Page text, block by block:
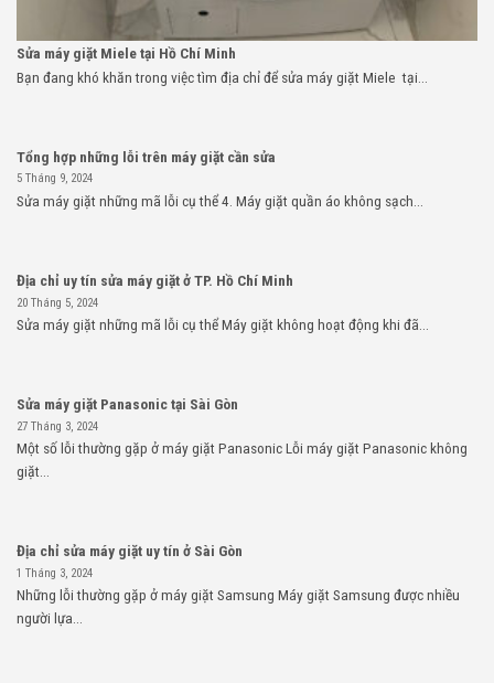
Sửa máy giặt Miele tại Hồ Chí Minh
Bạn đang khó khăn trong việc tìm địa chỉ để sửa máy giặt Miele tại...
Tổng hợp những lỗi trên máy giặt cần sửa
5 Tháng 9, 2024
Sửa máy giặt những mã lỗi cụ thể 4. Máy giặt quần áo không sạch...
Địa chỉ uy tín sửa máy giặt ở TP. Hồ Chí Minh
20 Tháng 5, 2024
Sửa máy giặt những mã lỗi cụ thể Máy giặt không hoạt động khi đã...
Sửa máy giặt Panasonic tại Sài Gòn
27 Tháng 3, 2024
Một số lỗi thường gặp ở máy giặt Panasonic Lỗi máy giặt Panasonic không
giặt...
Địa chỉ sửa máy giặt uy tín ở Sài Gòn
1 Tháng 3, 2024
Những lỗi thường gặp ở máy giặt Samsung Máy giặt Samsung được nhiều
người lựa...